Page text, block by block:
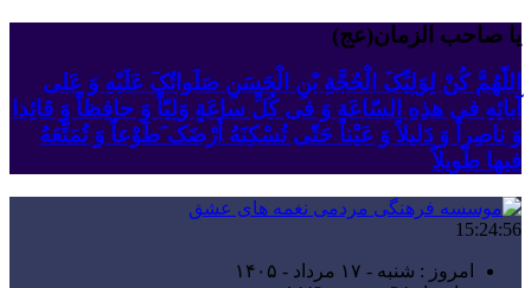
یا صاحب الزمان(عج)
اللّهُمَّ کُنْ لِوَلِیِّکَ الْحُجَّةِ بْنِ الْحَسَنِ صَلَواتُکَ عَلَیْهِ وَ عَلى
آبائِهِ فی هذِهِ السّاعَةِ وَ فی کُلِّ ساعَةٍ وَلِیّاً وَ حافِظاً وَ قائِدا
‏وَ ناصِراً وَ دَلیلاً وَ عَیْناً حَتّى تُسْکِنَهُ أَرْضَک َطَوْعاً وَ تُمَتِّعَهُ
فیها طَویلاً
15:24:56
امروز : شنبه - ۱۷ مرداد - ۱۴۰۵